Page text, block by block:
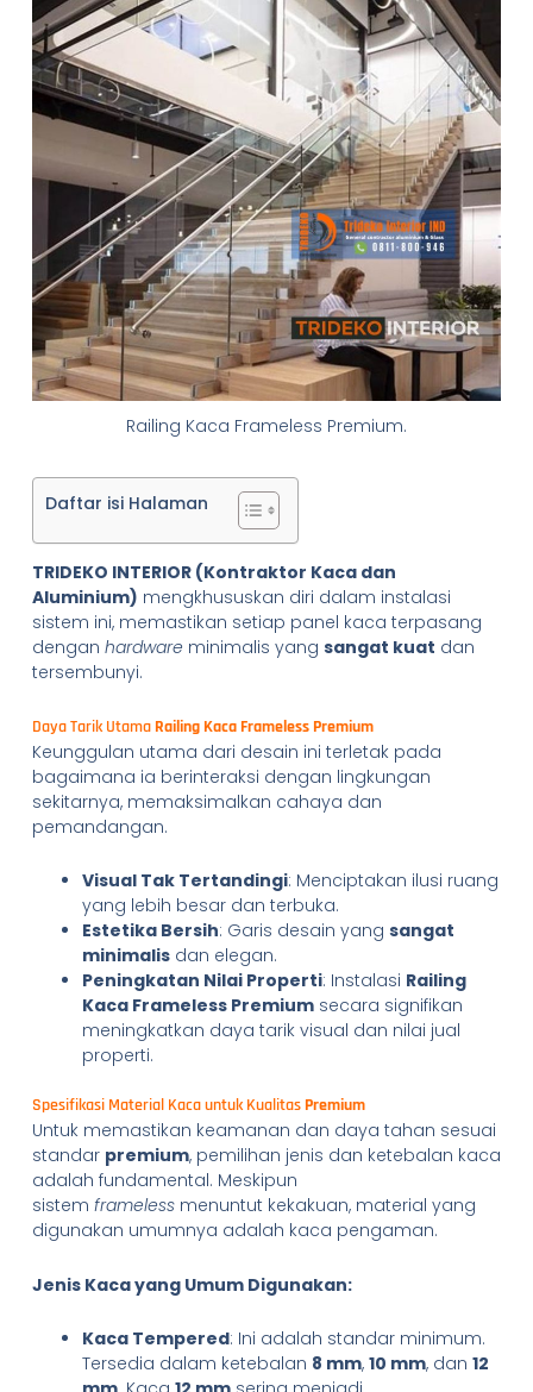
Railing Kaca Frameless Premium.
Daftar isi Halaman
TRIDEKO INTERIOR (Kontraktor Kaca dan
Aluminium) mengkhususkan diri dalam instalasi
sistem ini, memastikan setiap panel kaca terpasang
dengan hardware minimalis yang sangat kuat dan
tersembunyi.
Daya Tarik UtamaRailing Kaca Frameless Premium
Keunggulan utama dari desain ini terletak pada
bagaimana ia berinteraksi dengan lingkungan
sekitarnya, memaksimalkan cahaya dan
pemandangan.
Visual Tak Tertandingi: Menciptakan ilusi ruang
yang lebih besar dan terbuka.
Estetika Bersih: Garis desain yang sangat
minimalisdan elegan.
Peningkatan Nilai Properti: Instalasi Railing
Kaca Frameless Premiumsecara signifikan
meningkatkan daya tarik visual dan nilai jual
properti.
Spesifikasi Material Kaca untuk KualitasPremium
Untuk memastikan keamanan dan daya tahan sesuai
standar premium, pemilihan jenis dan ketebalan kaca
adalah fundamental. Meskipun
sistem framelessmenuntut kekakuan, material yang
digunakan umumnya adalah kaca pengaman.
Jenis Kaca yang Umum Digunakan:
Kaca Tempered: Ini adalah standar minimum.
Tersedia dalam ketebalan 8 mm, 10 mm, dan 12